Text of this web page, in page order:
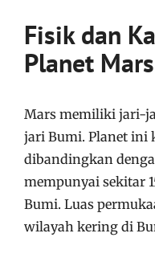
Fisik dan
Planet Mars
Mars memiliki jari-
jari Bumi. Planet ini
dibandingkan
mempunyai sekitar
Bumi. Luas
wilayah kering di